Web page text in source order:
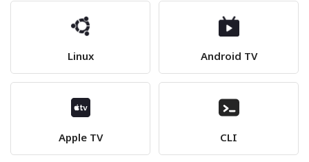
Linux Android TV
Apple TV CLI